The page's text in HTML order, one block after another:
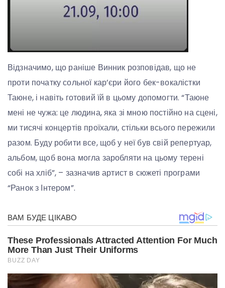
Відзначимо, що раніше Винник розповідав, що не
проти початку сольної кар’єри його бек-вокалістки
Таюне, і навіть готовий їй в цьому допомогти. “Таюне
мені не чужа: це людина, яка зі мною постійно на сцені,
ми тисячі концертів проїхали, стільки всього пережили
разом. Буду робити все, щоб у неї був свій репертуар,
альбом, щоб вона могла заробляти на цьому терені
собі на хліб”, – зазначив артист в сюжеті програми
“Ранок з Інтером”.